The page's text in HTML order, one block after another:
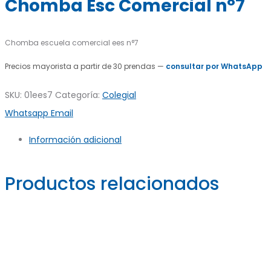
Chomba Esc Comercial n°7
Chomba escuela comercial ees n°7
Precios mayorista a partir de 30 prendas — consultar por WhatsApp
SKU: 01ees7 Categoría: Colegial
Share
Whatsapp Email
Información adicional
Productos relacionados